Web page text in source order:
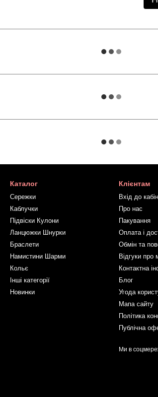
Каталог
Сережки
Каблучки
Підвіски Кулони
Ланцюжки Шнурки
Браслети
Намистини Шарми
Кольє
Інші категорії
Новинки
Клієнтам
Вхід до
Про нас
Пакування
Оплата і
Обмін та
Відгуки про
Контактна
Блог
Угода
Мапа сайту
Політика
Публічна
Ми в